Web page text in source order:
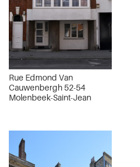
Rue Edmond Van
Cauwenbergh 52-54
Molenbeek-Saint-Jean